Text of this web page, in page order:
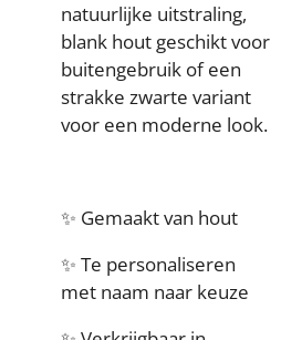
natuurlijke uitstraling,
blank hout geschikt voor
buitengebruik of een
strakke zwarte variant
voor een moderne look.
✨ Gemaakt van hout
✨ Te personaliseren
met naam naar keuze